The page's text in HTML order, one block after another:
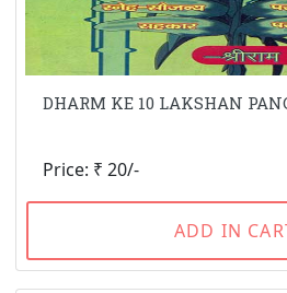
DHARM KE 10 LAKSHAN
Price: ₹ 20/-
ADD IN